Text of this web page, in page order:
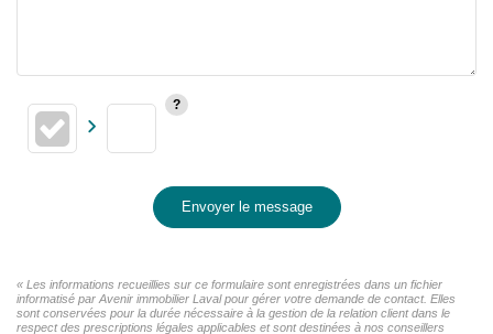
Envoyer le message
« Les informations recueillies sur ce formulaire sont enregistrées dans un fichier
informatisé par Avenir immobilier Laval pour gérer votre demande de contact. Elles
sont conservées pour la durée nécessaire à la gestion de la relation client dans le
respect des prescriptions légales applicables et sont destinées à nos conseillers